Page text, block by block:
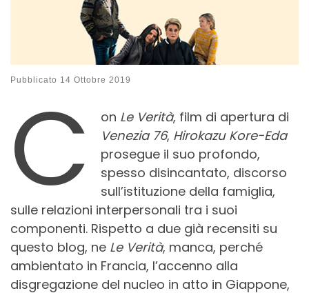
Pubblicato 14 Ottobre 2019
C on Le Verità, film di apertura di
Venezia 76, Hirokazu Kore-Eda
prosegue il suo profondo,
spesso disincantato, discorso
sull’istituzione della famiglia,
sulle relazioni interpersonali tra i suoi
componenti. Rispetto a due già recensiti su
questo blog, ne Le Verità, manca, perché
ambientato in Francia, l’accenno alla
disgregazione del nucleo in atto in Giappone,